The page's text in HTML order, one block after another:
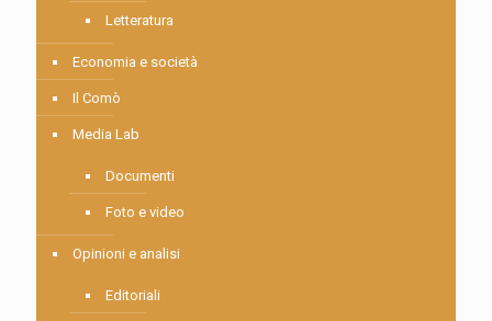
Letteratura
Economia e società
Il Comò
Media Lab
Documenti
Foto e video
Opinioni e analisi
Editoriali